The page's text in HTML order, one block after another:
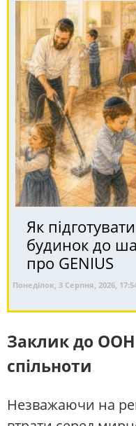
Як
будинок до
про GENIUS
Понеділок, 3 Серпня, 2026,
Заклик до ООН
спільноти
Незважаючи на